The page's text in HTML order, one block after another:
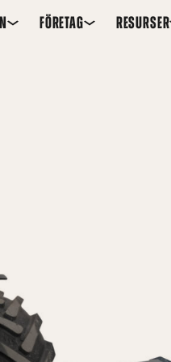
FÖRETAG RESURSER